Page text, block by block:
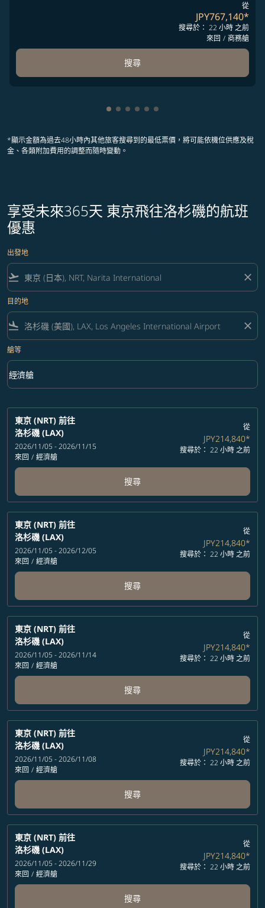
從
JPY767,140*
搜尋於： 22 小時 之前
來回 / 商務艙
搜尋
顯示 cmp-pagination-showing-
顯示 cmp-pagination-showing-
顯示 cmp-pagination-
顯示 cmp-pagination-
顯示 cmp-pagination-
顯示 cmp-pagination-
*顯示金額為過去48小時內其他旅客搜尋到的最低票價，將可能依機位供應及稅
金、各類附加費用的調整而隨時變動。
享受未來365天 東京飛往洛杉磯的航班
優惠
出發地
flight_takeoff close
目的地
flight_land close
艙等
艙等 option 經濟艙 Selected
經濟艙
keyboard_arrow_down
東京 (NRT) 前往
洛杉磯 (LAX)
2026/11/05 - 2026/11/15
來回 / 經濟艙
從
JPY214,840*
搜尋於： 22 小時 之前
搜尋
東京 (NRT) 前往
洛杉磯 (LAX)
2026/11/05 - 2026/12/05
來回 / 經濟艙
從
JPY214,840*
搜尋於： 22 小時 之前
搜尋
東京 (NRT) 前往
洛杉磯 (LAX)
2026/11/05 - 2026/11/14
來回 / 經濟艙
從
JPY214,840*
搜尋於： 22 小時 之前
搜尋
東京 (NRT) 前往
洛杉磯 (LAX)
2026/11/05 - 2026/11/08
來回 / 經濟艙
從
JPY214,840*
搜尋於： 22 小時 之前
搜尋
東京 (NRT) 前往
洛杉磯 (LAX)
2026/11/05 - 2026/11/29
來回 / 經濟艙
從
JPY214,840*
搜尋於： 22 小時 之前
搜尋